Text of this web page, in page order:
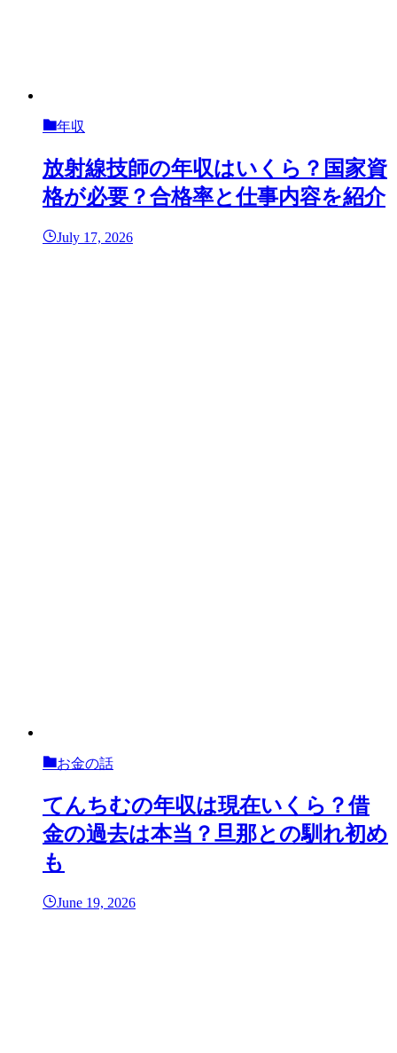
年収
放射線技師の年収はいくら？国家資
格が必要？合格率と仕事内容を紹介
July 17, 2026
お金の話
てんちむの年収は現在いくら？借
金の過去は本当？旦那との馴れ初め
も
June 19, 2026